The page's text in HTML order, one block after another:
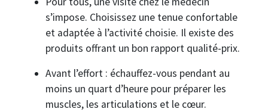
s’impose. Choisissez une tenue confortable
et adaptée à l’activité choisie. Il existe des
produits offrant un bon rapport qualité-prix.
Avant l’effort : échauffez-vous pendant au
moins un quart d’heure pour préparer les
muscles, les articulations et le cœur.